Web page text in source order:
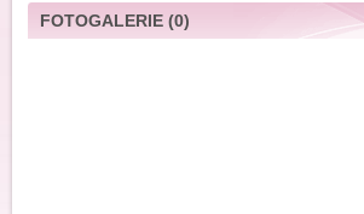
FOTOGALERIE(0)